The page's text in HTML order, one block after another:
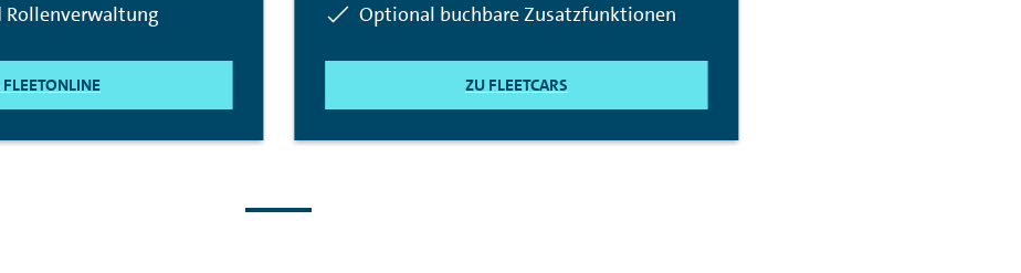
Rollenverwaltung
Enthalten:
Optional buchbare Zusatzfunktionen
ZU FLEETCARS